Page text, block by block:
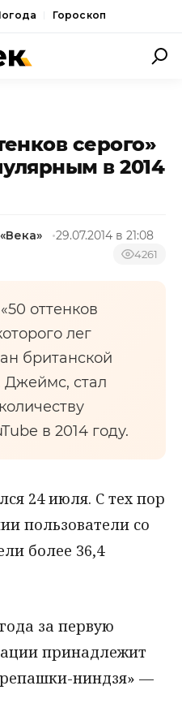
Гороскоп
серого»
в 2014
29.07.2014 в 21:08
4261
оттенков
лег
британской
Джеймс, стал
в 2014 году.
24 июля. С тех пор
пользователи со
более 36,4
за первую
принадлежит
ниндзя» —